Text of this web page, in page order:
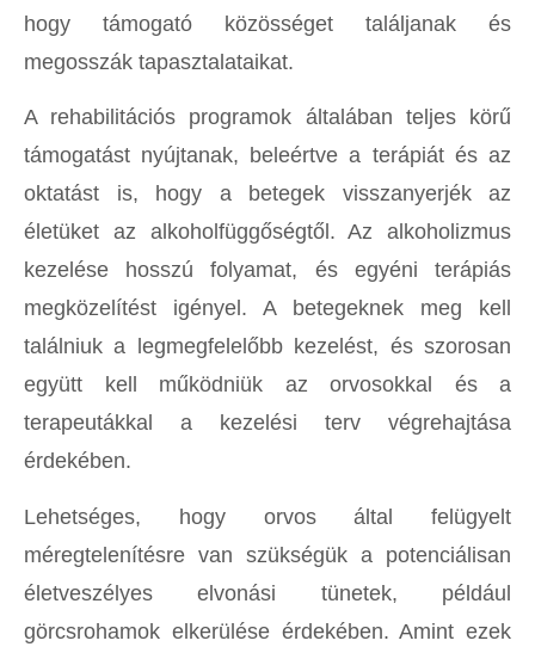
hogy támogató közösséget találjanak és
megosszák tapasztalataikat.
A rehabilitációs programok általában teljes körű
támogatást nyújtanak, beleértve a terápiát és az
oktatást is, hogy a betegek visszanyerjék az
életüket az alkoholfüggőségtől. Az alkoholizmus
kezelése hosszú folyamat, és egyéni terápiás
megközelítést igényel. A betegeknek meg kell
találniuk a legmegfelelőbb kezelést, és szorosan
együtt kell működniük az orvosokkal és a
terapeutákkal a kezelési terv végrehajtása
érdekében.
Lehetséges, hogy orvos által felügyelt
méregtelenítésre van szükségük a potenciálisan
életveszélyes elvonási tünetek, például
görcsrohamok elkerülése érdekében. Amint ezek